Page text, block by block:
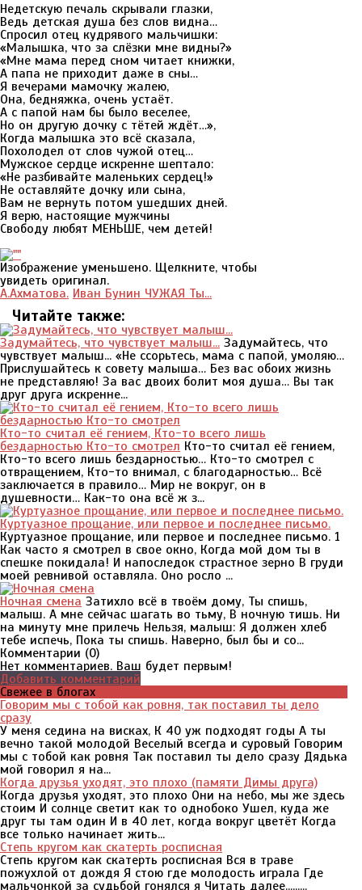
Недетскую печаль скрывали глазки,
Ведь детская душа без слов видна…
Спросил отец кудрявого мальчишки:
«Малышка, что за слёзки мне видны?»
«Мне мама перед сном читает книжки,
А папа не приходит даже в сны…
Я вечерами мамочку жалею,
Она, бедняжка, очень устаёт.
А с папой нам бы было веселее,
Но он другую дочку с тётей ждёт…»,
Когда малышка это всё сказала,
Похолодел от слов чужой отец…
Мужское сердце искренне шептало:
«Не разбивайте маленьких сердец!»
Не оставляйте дочку или сына,
Вам не вернуть потом ушедших дней.
Я верю, настоящие мужчины
Свободу любят МЕНЬШЕ, чем детей!
Изображение уменьшено. Щелкните, чтобы
увидеть оригинал.
А.Ахматова. Иван Бунин ЧУЖАЯ Ты...
Читайте также:
Задумайтесь, что чувствует малыш... Задумайтесь, что
чувствует малыш... «Не ссорьтесь, мама с папой, умоляю…
Прислушайтесь к совету малыша… Без вас обоих жизнь
не представляю! За вас двоих болит моя душа… Вы так
друг друга искренне...
Кто-то считал её гением, Кто-то всего лишь
бездарностью Кто-то смотрел Кто-то считал её гением,
Кто-то всего лишь бездарностью… Кто-то смотрел с
отвращением, Кто-то внимал, с благодарностью… Всё
заключается в правило… Мир не вокруг, он в
душевности… Как-то она всё ж з...
Куртуазное прощание, или первое и последнее письмо.
Куртуазное прощание, или первое и последнее письмо. 1
Как часто я смотрел в свое окно, Когда мой дом ты в
спешке покидала! И напоследок страстное зерно В груди
моей ревнивой оставляла. Оно росло ...
Ночная смена Затихло всё в твоём дому, Ты спишь,
малыш. А мне сейчас шагать во тьму, В ночную тишь. Ни
на минуту мне прилечь Нельзя, малыш: Я должен хлеб
тебе испечь, Пока ты спишь. Наверно, был бы и со...
Комментарии (0)
Нет комментариев. Ваш будет первым!
Добавить комментарий
Свежее в блогах
Говорим мы с тобой как ровня, так поставил ты дело
сразу
У меня седина на висках, К 40 уж подходят годы А ты
вечно такой молодой Веселый всегда и суровый Говорим
мы с тобой как ровня Так поставил ты дело сразу Дядька
мой говорил я на...
Когда друзья уходят, это плохо (памяти Димы друга)
Когда друзья уходят, это плохо Они на небо, мы же здесь
стоим И солнце светит как то однобоко Ушел, куда же
друг ты там один И в 40 лет, когда вокруг цветёт Когда
все только начинает жить...
Степь кругом как скатерть росписная
Степь кругом как скатерть росписная Вся в траве
пожухлой от дождя Я стою где молодость играла Где
мальчонкой за судьбой гонялся я Читать далее.........